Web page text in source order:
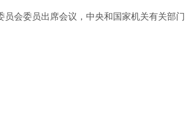
委员出席会议，中央和国家机关有关部门